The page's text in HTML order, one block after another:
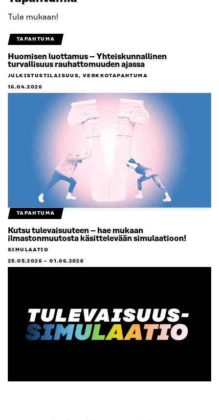
Tule mukaan!
TAPAHTUMA
Huomisen luottamus – Yhteiskunnallinen
turvallisuus rauhattomuuden ajassa
JULKISTUSTILAISUUS, VERKKOTAPAHTUMA
16.04.2026
TAPAHTUMA
Kutsu tulevaisuuteen – hae mukaan
ilmastonmuutosta käsittelevään simulaatioon!
SIMULAATIO
25.05.2026 –01.06.2026